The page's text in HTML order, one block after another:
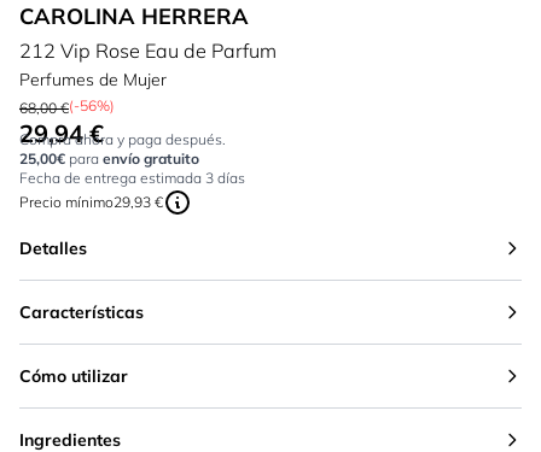
CAROLINA HERRERA
212 Vip Rose Eau de Parfum
Perfumes de Mujer
68,00 €(-56%)
Tan bajo como:
29,94 €
Compra ahora y paga después.
25,00€ para envío gratuito
Fecha de entrega estimada 3 días
Precio mínimo29,93 €
Detalles
Características
Cómo utilizar
Ingredientes